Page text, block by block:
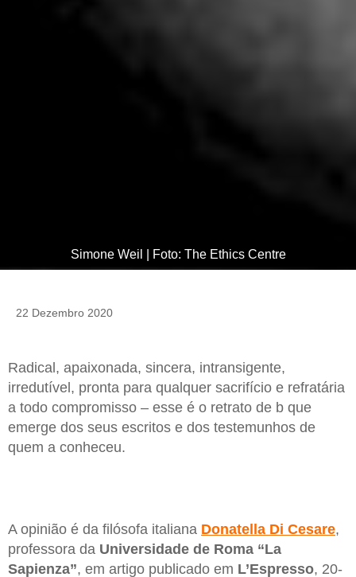
Simone Weil | Foto: The Ethics Centre
22 Dezembro 2020
Radical, apaixonada, sincera, intransigente,
irredutível, pronta para qualquer sacrifício e refratária
a todo compromisso – esse é o retrato de b que
emerge dos seus escritos e dos testemunhos de
quem a conheceu.
A opinião é da filósofa italiana Donatella Di Cesare,
professora da Universidade de Roma “La
Sapienza”, em artigo publicado em L’Espresso, 20-